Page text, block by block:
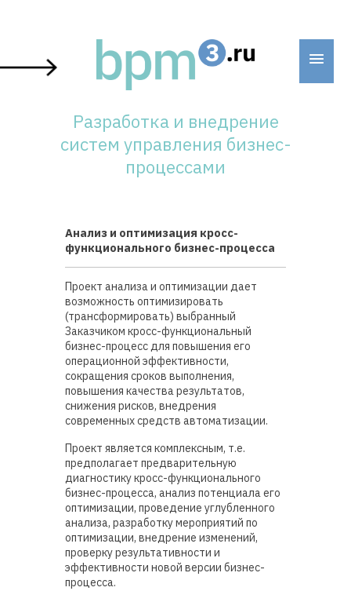
content
Разработка и внедрение
систем управления бизнес-
процессами
Анализ и оптимизация кросс-
функционального бизнес-процесса
Проект анализа и оптимизации дает
возможность оптимизировать
(трансформировать) выбранный
Заказчиком кросс-функциональный
бизнес-процесс для повышения его
операционной эффективности,
сокращения сроков выполнения,
повышения качества результатов,
снижения рисков, внедрения
современных средств автоматизации.
Проект является комплексным, т.е.
предполагает предварительную
диагностику кросс-функционального
бизнес-процесса, анализ потенциала его
оптимизации, проведение углубленного
анализа, разработку мероприятий по
оптимизации, внедрение изменений,
проверку результативности и
эффективности новой версии бизнес-
процесса.